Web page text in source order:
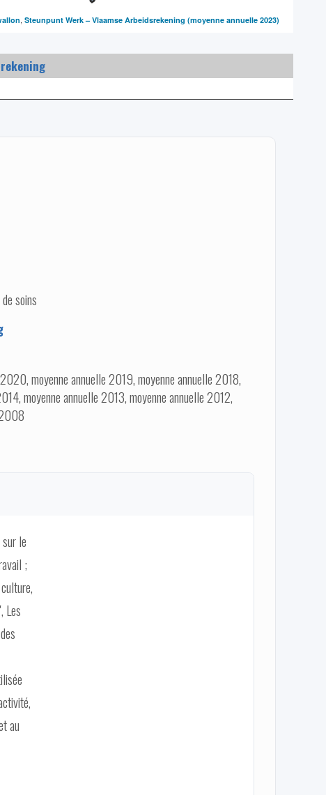
,Steunpunt Werk – Vlaamse Arbeidsrekening (moyenne annuelle 2023)
soins
moyenne annuelle 2019, moyenne annuelle 2018,
moyenne annuelle 2013, moyenne annuelle 2012,
le
;
Les
au